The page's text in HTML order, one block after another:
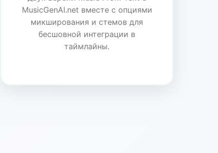
MusicGenAI.net вместе с опциями
микширования и стемов для
бесшовной интеграции в
таймлайны.